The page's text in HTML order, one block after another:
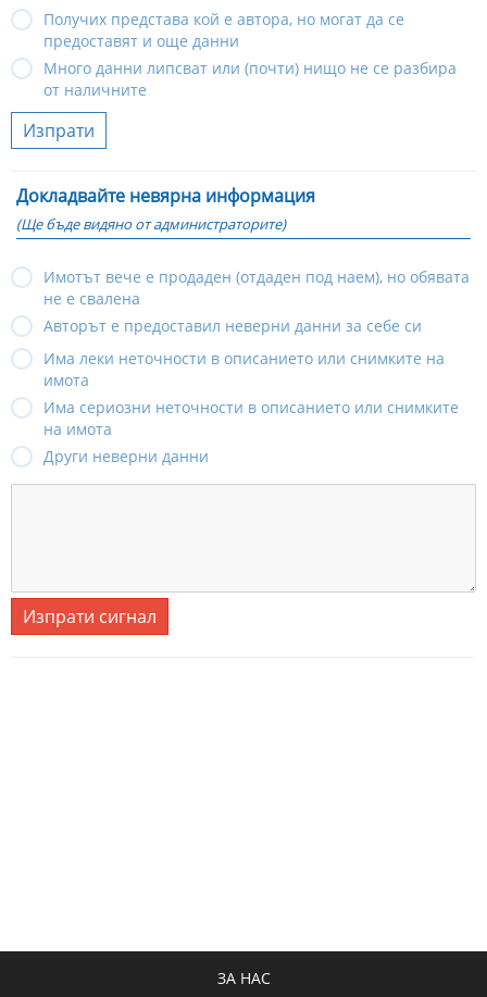
Получих представа кой е автора, но могат да се
предоставят и още данни
Много данни липсват или (почти) нищо не се разбира
от наличните
Изпрати
Докладвайте невярна информация
(Ще бъде видяно от администраторите)
Имотът вече е продаден (отдаден под наем), но обявата
не е свалена
Авторът е предоставил неверни данни за себе си
Има леки неточности в описанието или снимките на
имота
Има сериозни неточности в описанието или снимките
на имота
Други неверни данни
Изпрати сигнал
ЗА НАС